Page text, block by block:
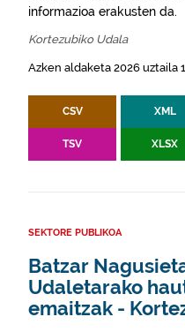
informazioa erakusten da.
Kortezubiko Udala
Azken aldaketa 2026 uztaila
CSV XML
TSV XLSX
SEKTORE PUBLIKOA
Batzar
Udaletarako
emaitzak -